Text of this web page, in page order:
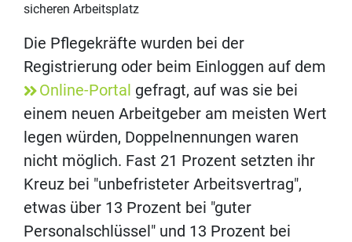
sicheren Arbeitsplatz
Die Pflegekräfte wurden bei der
Registrierung oder beim Einloggen auf dem
Online-Portal gefragt, auf was sie bei
einem neuen Arbeitgeber am meisten Wert
legen würden, Doppelnennungen waren
nicht möglich. Fast 21 Prozent setzten ihr
Kreuz bei "unbefristeter Arbeitsvertrag",
etwas über 13 Prozent bei "guter
Personalschlüssel" und 13 Prozent bei